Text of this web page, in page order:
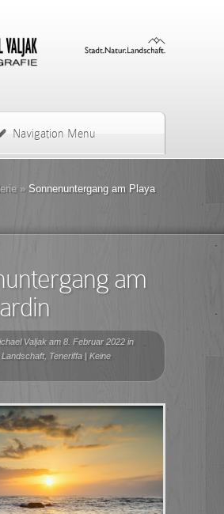
Navigation Menu
» Sonnenuntergang am Playa
am
Valjak am 8. Februar 2022 in
, Teneriffa | Keine